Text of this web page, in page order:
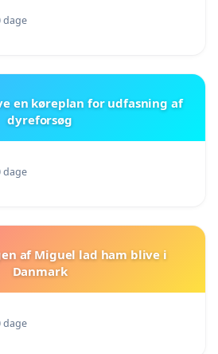
dage
en køreplan for udfasning af
dyreforsøg
dage
af Miguel lad ham blive i
Danmark
dage